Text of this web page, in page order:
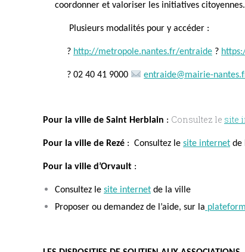
coordonner et valoriser les initiatives citoyennes.
P lusieurs modalités pour y accéder :
? http://metropole.nantes.fr/entraide ?
? 02 40 41 9000 entraide@mairie-
Pour la ville de Saint Herblain : Consultez le site
Pour la ville de Rezé : Consultez le site internet de
Pour la ville d’Orvault :
Consultez le site internet de la ville
Proposer ou demandez de l’aide, sur la